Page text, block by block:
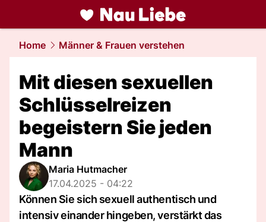
liebe.NAU.ch
Home Männer & Frauen verstehen
Mit diesen sexuellen
Schlüsselreizen
begeistern Sie jeden
Mann
Maria Hutmacher
17.04.2025 - 04:22
Können Sie sich sexuell authentisch und
intensiv einander hingeben, verstärkt das